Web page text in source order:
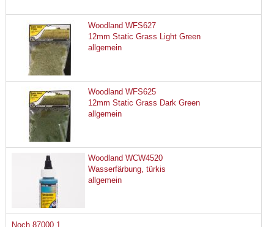
Woodland WFS627
12mm Static Grass Light Green
allgemein
Woodland WFS625
12mm Static Grass Dark Green
allgemein
Woodland WCW4520
Wasserfärbung, türkis
allgemein
Noch 87000.1